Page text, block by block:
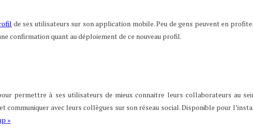
de ses utilisateurs sur son application mobile. Peu de gens peuvent en
confirmation quant au déploiement de ce nouveau profil.
permettre à ses utilisateurs de mieux connaitre leurs collaborateurs au
communiquer avec leurs collègues sur son réseau social. Disponible pour